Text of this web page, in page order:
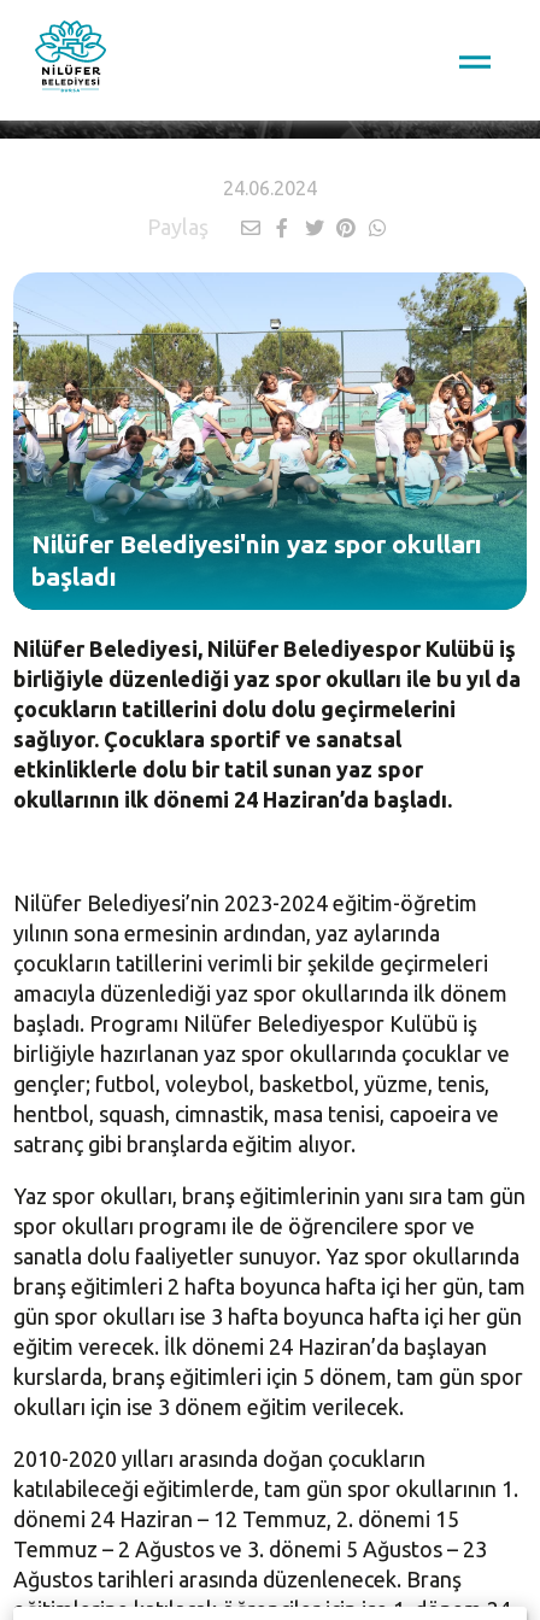
24.06.2024
Paylaş
Nilüfer Belediyesi'nin yaz spor okulları
başladı
Nilüfer Belediyesi, Nilüfer Belediyespor Kulübü iş
birliğiyle düzenlediği yaz spor okulları ile bu yıl da
çocukların tatillerini dolu dolu geçirmelerini
sağlıyor. Çocuklara sportif ve sanatsal
etkinliklerle dolu bir tatil sunan yaz spor
okullarının ilk dönemi 24 Haziran’da başladı.
Nilüfer Belediyesi’nin 2023-2024 eğitim-öğretim
yılının sona ermesinin ardından, yaz aylarında
çocukların tatillerini verimli bir şekilde geçirmeleri
amacıyla düzenlediği yaz spor okullarında ilk dönem
başladı. Programı Nilüfer Belediyespor Kulübü iş
birliğiyle hazırlanan yaz spor okullarında çocuklar ve
gençler; futbol, voleybol, basketbol, yüzme, tenis,
hentbol, squash, cimnastik, masa tenisi, capoeira ve
satranç gibi branşlarda eğitim alıyor.
Yaz spor okulları, branş eğitimlerinin yanı sıra tam gün
spor okulları programı ile de öğrencilere spor ve
sanatla dolu faaliyetler sunuyor. Yaz spor okullarında
branş eğitimleri 2 hafta boyunca hafta içi her gün, tam
gün spor okulları ise 3 hafta boyunca hafta içi her gün
eğitim verecek. İlk dönemi 24 Haziran’da başlayan
kurslarda, branş eğitimleri için 5 dönem, tam gün spor
okulları için ise 3 dönem eğitim verilecek.
2010-2020 yılları arasında doğan çocukların
katılabileceği eğitimlerde, tam gün spor okullarının 1.
dönemi 24 Haziran – 12 Temmuz, 2. dönemi 15
Temmuz – 2 Ağustos ve 3. dönemi 5 Ağustos – 23
Ağustos tarihleri arasında düzenlenecek. Branş
eğitimlerine katılacak öğrenciler için ise 1. dönem 24